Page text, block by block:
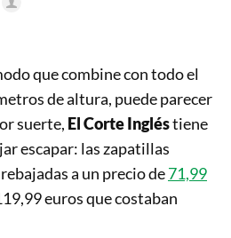
que combine con todo el
de altura, puede parecer
suerte, El Corte Ingléstiene
escapar: las zapatillas
rebajadas a un precio de71,99
euros que costaban